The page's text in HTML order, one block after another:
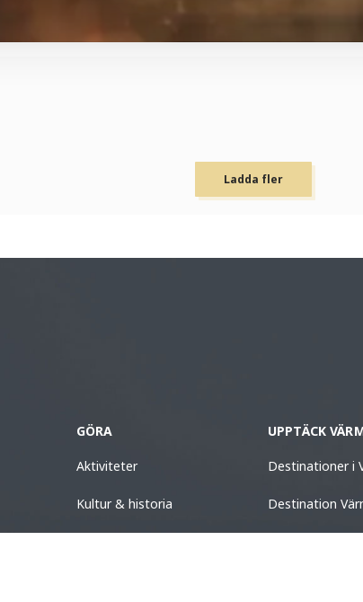
Ladda fler
GÖRA
Aktiviteter
Kultur & historia
UPPTÄCK
Destinationer i
Destination